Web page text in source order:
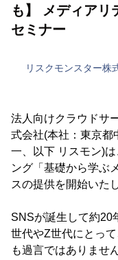
も】 メディアリ
セミナー
リスクモンスター株
法人向けクラウドサ
式会社(本社：東京都
一、以下 リスモン)
ング「基礎から学ぶ
スの提供を開始いた
SNSが誕生して約20
世代やZ世代にとっ
も過言ではありません